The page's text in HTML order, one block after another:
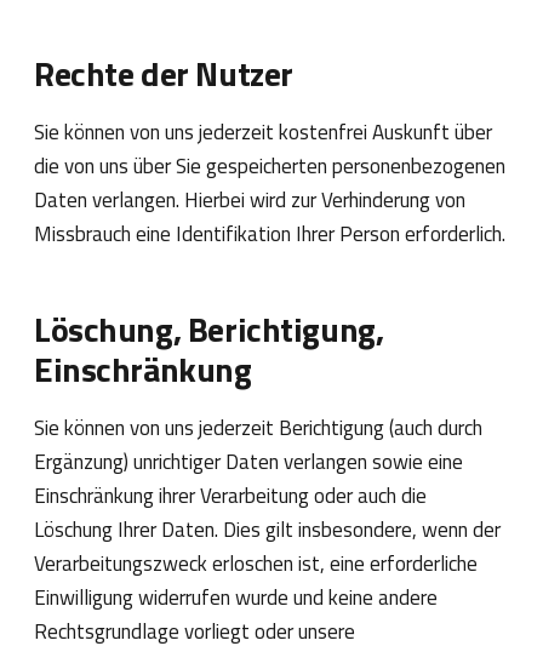
Rechte der Nutzer
Sie können von uns jederzeit kostenfrei Auskunft über
die von uns über Sie gespeicherten personenbezogenen
Daten verlangen. Hierbei wird zur Verhinderung von
Missbrauch eine Identifikation Ihrer Person erforderlich.
Löschung, Berichtigung,
Einschränkung
Sie können von uns jederzeit Berichtigung (auch durch
Ergänzung) unrichtiger Daten verlangen sowie eine
Einschränkung ihrer Verarbeitung oder auch die
Löschung Ihrer Daten. Dies gilt insbesondere, wenn der
Verarbeitungszweck erloschen ist, eine erforderliche
Einwilligung widerrufen wurde und keine andere
Rechtsgrundlage vorliegt oder unsere